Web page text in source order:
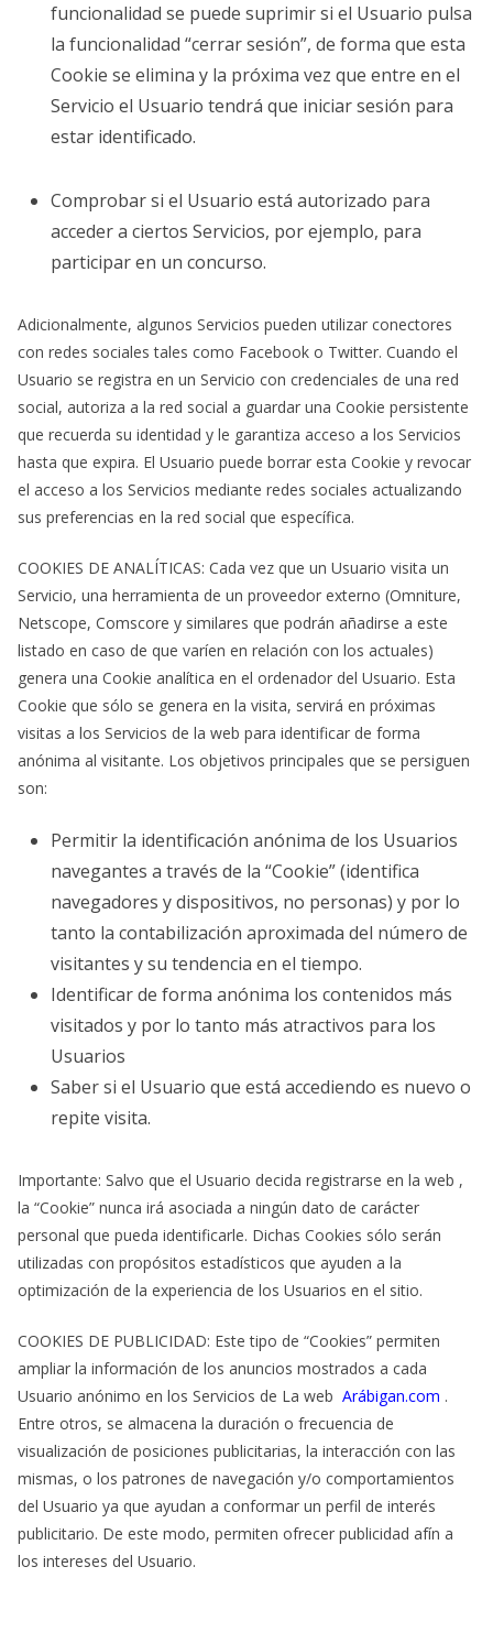
funcionalidad se puede suprimir si el Usuario pulsa
la funcionalidad “cerrar sesión”, de forma que esta
Cookie se elimina y la próxima vez que entre en el
Servicio el Usuario tendrá que iniciar sesión para
estar identificado.
Comprobar si el Usuario está autorizado para
acceder a ciertos Servicios, por ejemplo, para
participar en un concurso.
Adicionalmente, algunos Servicios pueden utilizar conectores
con redes sociales tales como Facebook o Twitter. Cuando el
Usuario se registra en un Servicio con credenciales de una red
social, autoriza a la red social a guardar una Cookie persistente
que recuerda su identidad y le garantiza acceso a los Servicios
hasta que expira. El Usuario puede borrar esta Cookie y revocar
el acceso a los Servicios mediante redes sociales actualizando
sus preferencias en la red social que específica.
COOKIES DE ANALÍTICAS: Cada vez que un Usuario visita un
Servicio, una herramienta de un proveedor externo (Omniture,
Netscope, Comscore y similares que podrán añadirse a este
listado en caso de que varíen en relación con los actuales)
genera una Cookie analítica en el ordenador del Usuario. Esta
Cookie que sólo se genera en la visita, servirá en próximas
visitas a los Servicios de la web para identificar de forma
anónima al visitante. Los objetivos principales que se persiguen
son:
Permitir la identificación anónima de los Usuarios
navegantes a través de la “Cookie” (identifica
navegadores y dispositivos, no personas) y por lo
tanto la contabilización aproximada del número de
visitantes y su tendencia en el tiempo.
Identificar de forma anónima los contenidos más
visitados y por lo tanto más atractivos para los
Usuarios
Saber si el Usuario que está accediendo es nuevo o
repite visita.
Importante: Salvo que el Usuario decida registrarse en la web ,
la “Cookie” nunca irá asociada a ningún dato de carácter
personal que pueda identificarle. Dichas Cookies sólo serán
utilizadas con propósitos estadísticos que ayuden a la
optimización de la experiencia de los Usuarios en el sitio.
COOKIES DE PUBLICIDAD: Este tipo de “Cookies” permiten
ampliar la información de los anuncios mostrados a cada
Usuario anónimo en los Servicios de La web Arábigan.com .
Entre otros, se almacena la duración o frecuencia de
visualización de posiciones publicitarias, la interacción con las
mismas, o los patrones de navegación y/o comportamientos
del Usuario ya que ayudan a conformar un perfil de interés
publicitario. De este modo, permiten ofrecer publicidad afín a
los intereses del Usuario.